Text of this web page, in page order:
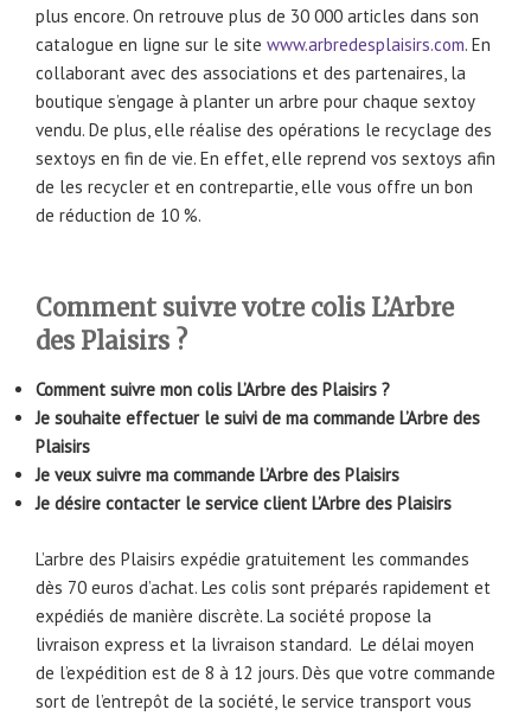
plus encore. On retrouve plus de 30 000 articles dans son
catalogue en ligne sur le site www.arbredesplaisirs.com. En
collaborant avec des associations et des partenaires, la
boutique s’engage à planter un arbre pour chaque sextoy
vendu. De plus, elle réalise des opérations le recyclage des
sextoys en fin de vie. En effet, elle reprend vos sextoys afin
de les recycler et en contrepartie, elle vous offre un bon
de réduction de 10 %.
Comment suivre votre colis L’Arbre
des Plaisirs ?
Comment suivre mon colis L’Arbre des Plaisirs ?
Je souhaite effectuer le suivi de ma commande L’Arbre des
Plaisirs
Je veux suivre ma commande L’Arbre des Plaisirs
Je désire contacter le service client L’Arbre des Plaisirs
L’arbre des Plaisirs expédie gratuitement les commandes
dès 70 euros d’achat. Les colis sont préparés rapidement et
expédiés de manière discrète. La société propose la
livraison express et la livraison standard. Le délai moyen
de l’expédition est de 8 à 12 jours. Dès que votre commande
sort de l’entrepôt de la société, le service transport vous